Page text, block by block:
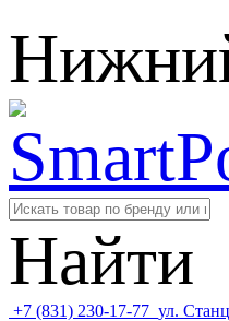
Найти
+7 (831) 230-17-77 ул.